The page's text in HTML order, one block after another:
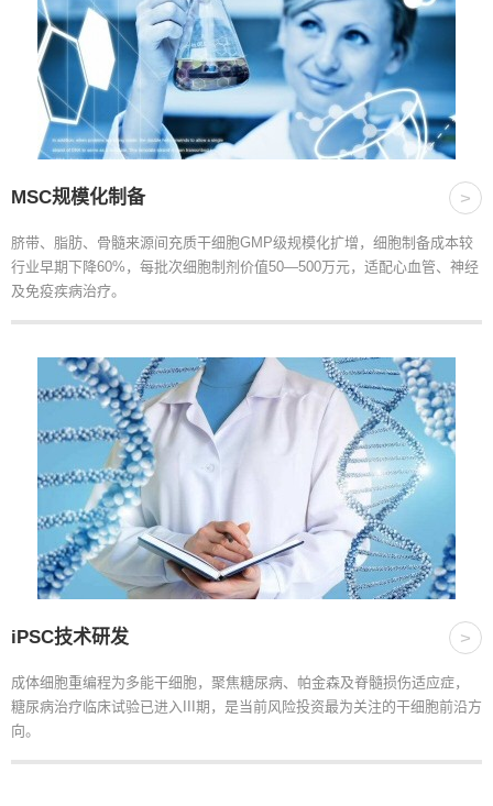
MSC规模化制备 >
脐带、脂肪、骨髓来源间充质干细胞GMP级规模化扩增，细胞制备成本较
行业早期下降60%，每批次细胞制剂价值50—500万元，适配心血管、神经
及免疫疾病治疗。
iPSC技术研发 >
成体细胞重编程为多能干细胞，聚焦糖尿病、帕金森及脊髓损伤适应症，
糖尿病治疗临床试验已进入III期，是当前风险投资最为关注的干细胞前沿方
向。